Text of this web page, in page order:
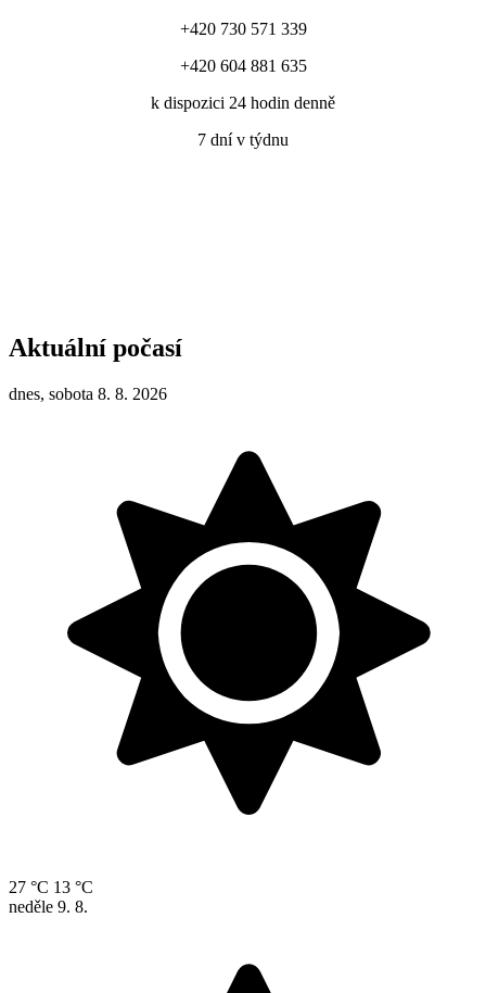
+420 730 571 339
+420 604 881 635
k dispozici 24 hodin denně
7 dní v týdnu
Aktuální počasí
dnes, sobota 8. 8. 2026
27 °C 13 °C
neděle 9. 8.